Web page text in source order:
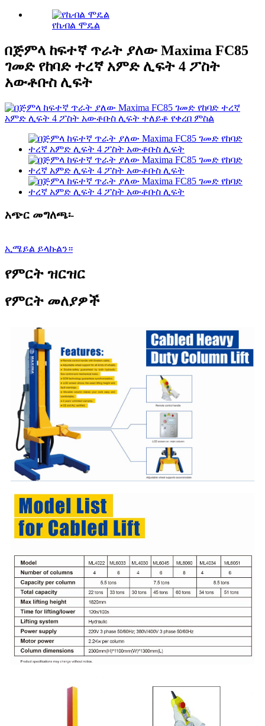
የኬብል ሞዴል
በጅምላ ከፍተኛ ጥራት ያለው Maxima FC85
ገመድ የከባድ ተረኛ አምድ ሊፍት 4 ፖስት
አውቶቡስ ሊፍት
አጭር መግለጫ፡-
ኢሜይል ይላኩልን።
የምርት ዝርዝር
የምርት መለያዎች